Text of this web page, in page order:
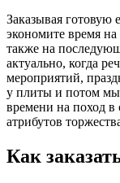
Заказывая готовую
экономите время
также на
актуально, когда
мероприятий,
у плиты и потом
времени на поход в
атрибутов
Как